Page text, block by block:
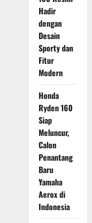
Hadir
dengan
Desain
Sporty dan
Fitur
Modern
Honda
Ryden 160
Siap
Meluncur,
Calon
Penantang
Baru
Yamaha
Aerox di
Indonesia